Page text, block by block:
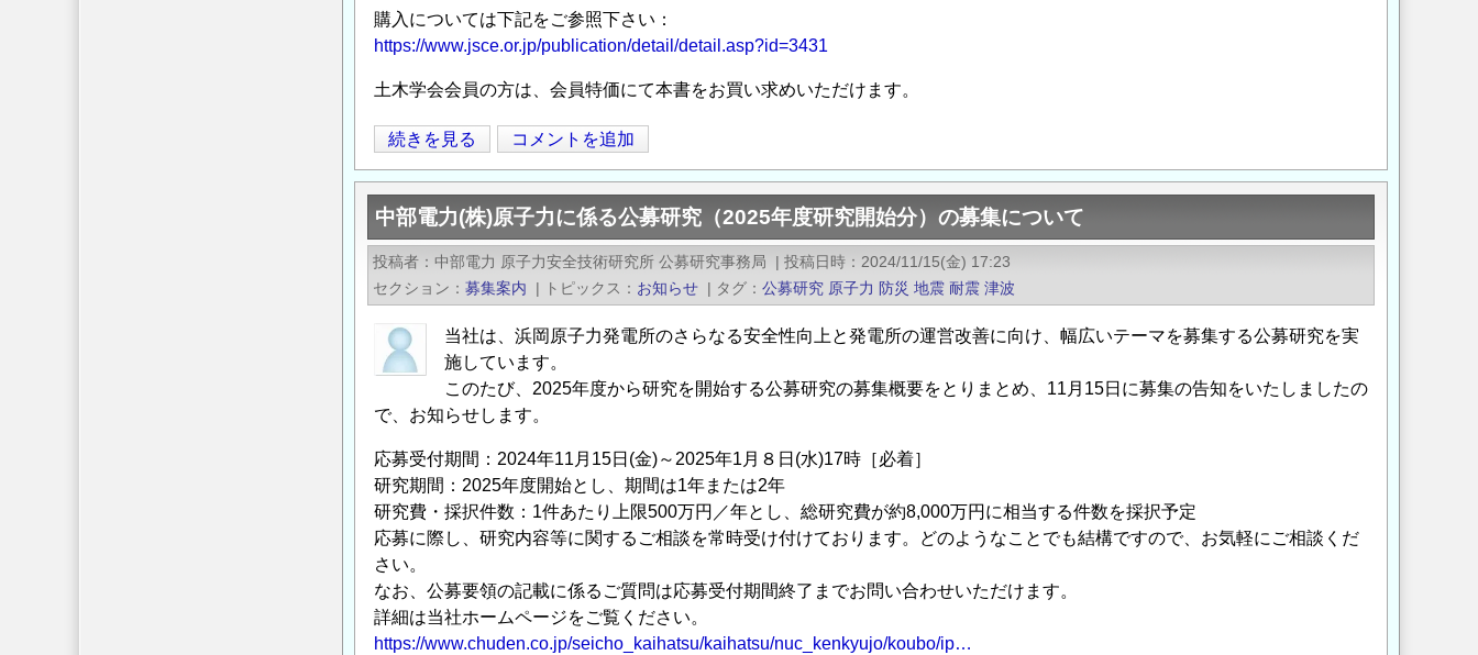
制
委
員
の
購入については下記をご参照下さい：
https://www.jsce.or.jp/publication/detail/detail.asp?id=3431
土木学会会員の方は、会員特価にて本書をお買い求めいただけます。
土
木
学
会
2024
11
月
新
の
案
内
『続・
実
に
役
続きを見る コメントを追加
中部電力(株)原子力に係る公募研究（2025年度研究開始分）の募集について
投稿者 中部電力 原子力安全技術研究所 公募研究事務局 | 投稿日時
2024/11/15(金) 17:23
セクション
募集案内 | トピックス お知らせ | タグ 公募研究 原子力 防災 地震 耐震 津波
当社は、浜岡原子力発電所のさらなる安全性向上と発電所の運営改善に向け、幅広いテーマを募集する公募研究を実
施しています。
このたび、2025年度から研究を開始する公募研究の募集概要をとりまとめ、11月15日に募集の告知をいたしましたの
で、お知らせします。
応募受付期間：2024年11月15日(金)～2025年1月８日(水)17時［必着］
研究期間：2025年度開始とし、期間は1年または2年
研究費・採択件数：1件あたり上限500万円／年とし、総研究費が約8,000万円に相当する件数を採択予定
応募に際し、研究内容等に関するご相談を常時受け付けております。どのようなことでも結構ですので、お気軽にご相談くだ
さい。
なお、公募要領の記載に係るご質問は応募受付期間終了までお問い合わせいただけます。
詳細は当社ホームページをご覧ください。
https://www.chuden.co.jp/seicho_kaihatsu/kaihatsu/nuc_kenkyujo/koubo/ip…